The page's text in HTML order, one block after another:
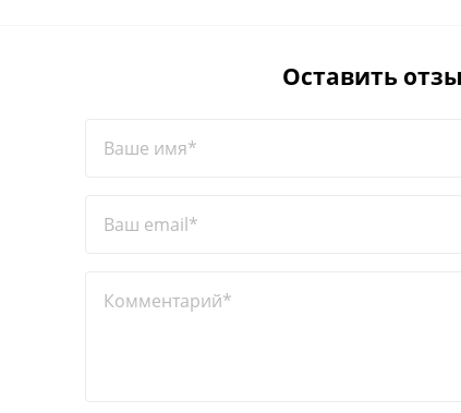
Оставить
Ваше имя*
Ваш email*
Комментарий*